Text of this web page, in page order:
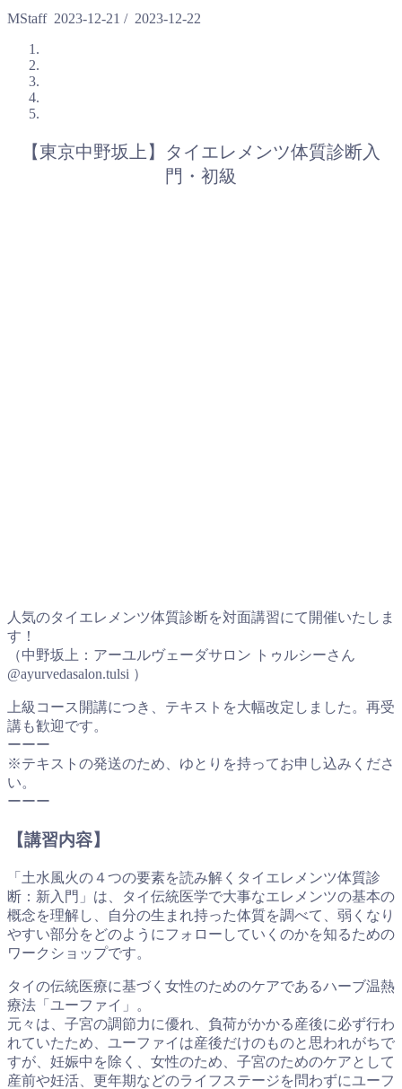
MStaff 2023-12-21 / 2023-12-22
【東京中野坂上】タイエレメンツ体質診断入
門・初級
人気のタイエレメンツ体質診断を対面講習にて開催いたしま
す！
（中野坂上：アーユルヴェーダサロン トゥルシーさん
@ayurvedasalon.tulsi ）
上級コース開講につき、テキストを大幅改定しました。再受
講も歓迎です。
ーーー
※テキストの発送のため、ゆとりを持ってお申し込みくださ
い。
ーーー
【講習内容】
「土水風火の４つの要素を読み解くタイエレメンツ体質診
断：新入門」は、タイ伝統医学で大事なエレメンツの基本の
概念を理解し、自分の生まれ持った体質を調べて、弱くなり
やすい部分をどのようにフォローしていくのかを知るための
ワークショップです。
タイの伝統医療に基づく女性のためのケアであるハーブ温熱
療法「ユーファイ」。
元々は、子宮の調節力に優れ、負荷がかかる産後に必ず行わ
れていたため、ユーファイは産後だけのものと思われがちで
すが、妊娠中を除く、女性のため、子宮のためのケアとして
産前や妊活、更年期などのライフステージを問わずにユーフ